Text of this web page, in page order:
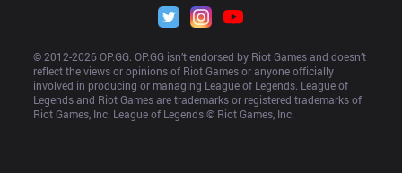
© 2012-2026 OP.GG. OP.GG isn’t endorsed by Riot Games and doesn’t
reflect the views or opinions of Riot Games or anyone officially
involved in producing or managing League of Legends. League of
Legends and Riot Games are trademarks or registered trademarks of
Riot Games, Inc. League of Legends © Riot Games, Inc.